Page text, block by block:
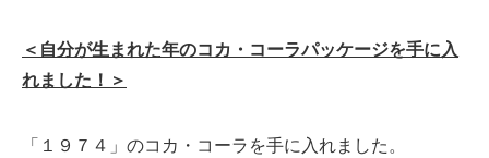
＜自分が生まれた年のコカ・コーラパッケージを手に入
れました！＞
「１９７４」のコカ・コーラを手に入れました。